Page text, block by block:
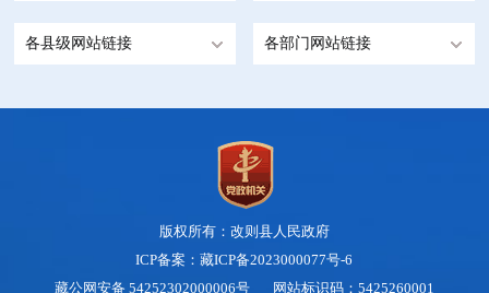
各县级网站链接 各部门网站链接
版权所有：改则县人民政府
ICP备案：藏ICP备2023000077号-6
藏公网安备 54252302000006号网站标识码：5425260001